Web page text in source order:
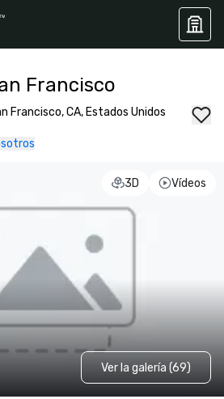
Francisco
Francisco, CA, Estados Unidos
3D Vídeos
Ver la galería (69)